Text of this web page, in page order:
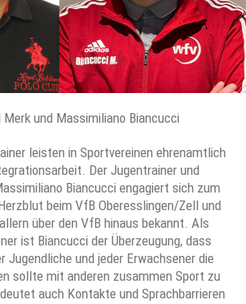
und Massimiliano Biancucci
leisten in Sportvereinen ehrenamtlich
Der Jugentrainer und
Biancucci engagiert sich zum
beim VfB Oberesslingen/Zell und
über den VfB hinaus bekannt. Als
ist Biancucci der Überzeugung, dass
Jugendliche und jeder Erwachsener die
sollte mit anderen zusammen Sport zu
auch Kontakte und Sprachbarrieren